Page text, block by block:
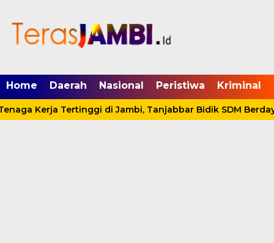
Home Daerah Nasional Peristiwa Kriminal
Kerja Tertinggi di Jambi, Tanjabbar Bidik SDM